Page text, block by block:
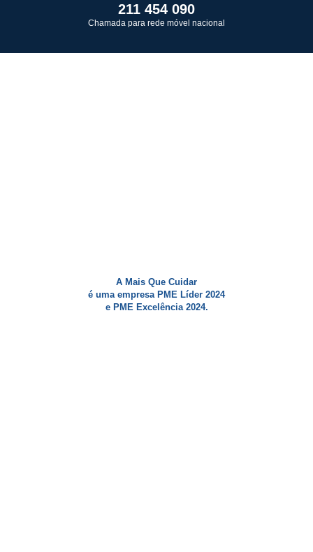
211 454 090
Chamada para rede móvel nacional
A Mais Que Cuidar
é uma empresa PME Líder 2024
e PME Excelência 2024.